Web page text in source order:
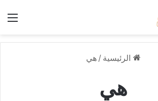
الرئيسية / هي
هي